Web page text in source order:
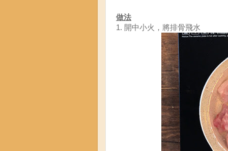
做法
1. 開中小火，將排骨飛水